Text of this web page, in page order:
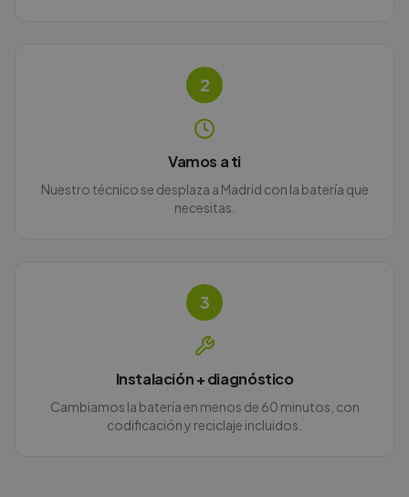
2
Vamos a ti
Nuestro técnico se desplaza a Madrid con la batería que
necesitas.
3
Instalación + diagnóstico
Cambiamos la batería en menos de 60 minutos, con
codificación y reciclaje incluidos.